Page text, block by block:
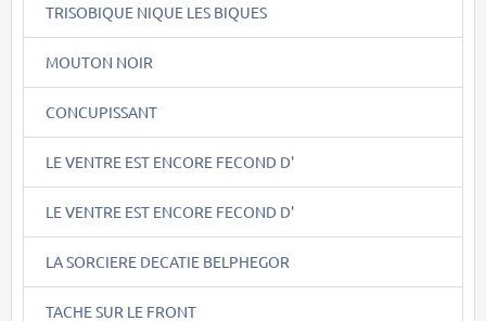
TRISOBIQUE NIQUE LES BIQUES
MOUTON NOIR
CONCUPISSANT
LE VENTRE EST ENCORE FECOND D'
LE VENTRE EST ENCORE FECOND D'
LA SORCIERE DECATIE BELPHEGOR
TACHE SUR LE FRONT